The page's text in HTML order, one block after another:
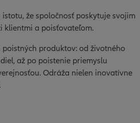
že spoločnosť poskytuje svojim
klientmi a poisťovateľom.
produktov: od životného
až po poistenie priemyslu
Odráža nielen inovatívne